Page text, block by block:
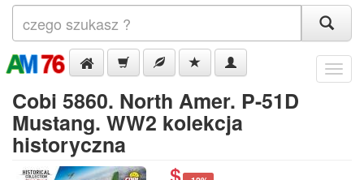
Menu
Cobi 5860. North Amer. P-51D
Mustang. WW2 kolekcja
historyczna